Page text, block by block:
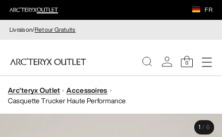
FR
Livraison/Retour Gratuits
0
FEMME
Arc'teryx Outlet
Accessoires
Casquette Trucker Haute Performance
1 / 6